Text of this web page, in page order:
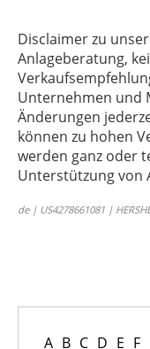
Disclaimer zu
Anlageberatung,
Unternehmen und
Änderungen
können zu hohen
werden ganz oder
Unterstützung von
de | US4278661081 |
A B C D E F